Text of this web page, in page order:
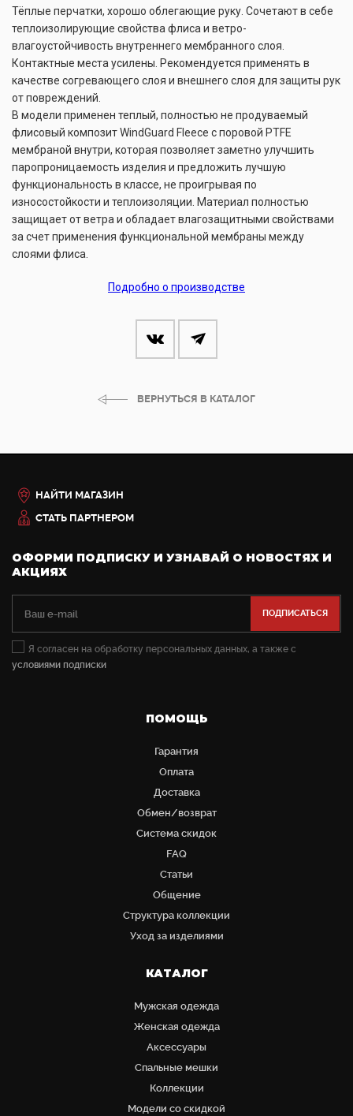
Тёплые перчатки, хорошо облегающие руку. Сочетают в себе
теплоизолирующие свойства флиса и ветро-
влагоустойчивость внутреннего мембранного слоя.
Контактные места усилены. Рекомендуется применять в
качестве согревающего слоя и внешнего слоя для защиты рук
от повреждений.
В модели применен теплый, полностью не продуваемый
флисовый композит WindGuard Fleece с поровой PTFE
мембраной внутри, которая позволяет заметно улучшить
паропроницаемость изделия и предложить лучшую
функциональность в классе, не проигрывая по
износостойкости и теплоизоляции. Материал полностью
защищает от ветра и обладает влагозащитными свойствами
за счет применения функциональной мембраны между
слоями флиса.
Подробно о производстве
ВЕРНУТЬСЯ В КАТАЛОГ
НАЙТИ МАГАЗИН
СТАТЬ ПАРТНЕРОМ
ОФОРМИ ПОДПИСКУ И УЗНАВАЙ О НОВОСТЯХ И
АКЦИЯХ
Я согласен на обработку персональных данных, а также с
условиями подписки
ПОМОЩЬ
Гарантия
Оплата
Доставка
Обмен/возврат
Система скидок
FAQ
Статьи
Общение
Структура коллекции
Уход за изделиями
КАТАЛОГ
Мужская одежда
Женская одежда
Аксессуары
Cпальные мешки
Коллекции
Модели со скидкой